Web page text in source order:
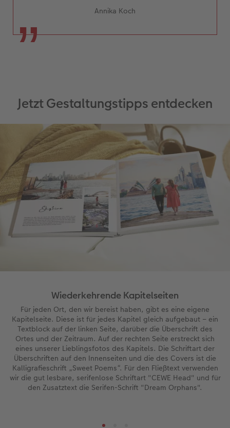
oder auf dem Cover.Annika Koch
Jetzt Gestaltungstipps entdecken
Wiederkehrende Kapitelseiten
Für jeden Ort, den wir bereist haben, gibt es eine eigene
Kapitelseite. Diese ist für jedes Kapitel gleich aufgebaut – ein
Textblock auf der linken Seite, darüber die Überschrift des
Ortes und der Zeitraum. Auf der rechten Seite erstreckt sich
eines unserer Lieblingsfotos des Kapitels. Die Schriftart der
Überschriften auf den Innenseiten und die des Covers ist die
Kalligrafieschrift „Sweet Poems“. Für den Fließtext verwenden
wir die gut lesbare, serifenlose Schriftart "CEWE Head" und für
den Zusatztext die Serifen-Schrift "Dream Orphans".